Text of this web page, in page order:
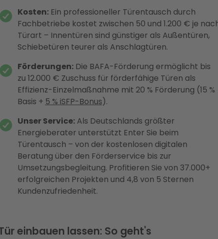
Kosten:Ein professioneller Türentausch durch
Fachbetriebe kostet zwischen 50 und 1.200 € je
Türart – Innentüren sind günstiger als Außentüren,
Schiebetüren teurer als Anschlagtüren.
Förderungen:Die BAFA-Förderung ermöglicht bis
zu 12.000 € Zuschuss für förderfähige Türen als
Effizienz-Einzelmaßnahme mit 20 % Förderung (15 %
Basis + 5 % iSFP-Bonus).
Unser Service:Als Deutschlands größter
Energieberater unterstützt Enter Sie beim
Türentausch – von der kostenlosen digitalen
Beratung über den Förderservice bis zur
Umsetzungsbegleitung. Profitieren Sie von 37.000+
erfolgreichen Projekten und 4,8 von 5 Sternen
Kundenzufriedenheit.
einbauen lassen: So geht's